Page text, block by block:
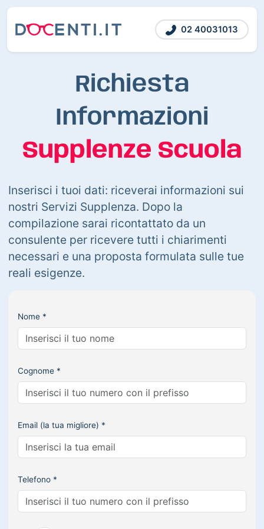
02 40031013
Richiesta
Informazioni
Supplenze Scuola
Inserisci i tuoi dati: riceverai informazioni sui
nostri Servizi Supplenza. Dopo la
compilazione sarai ricontattato da un
consulente per ricevere tutti i chiarimenti
necessari e una proposta formulata sulle tue
reali esigenze.
Nome *
Cognome *
Email (la tua migliore) *
Telefono *